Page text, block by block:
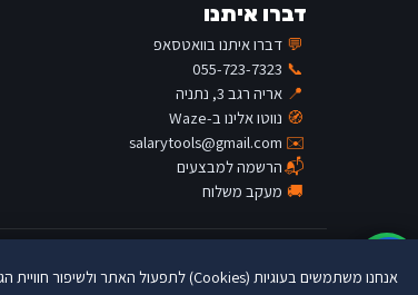
דברו איתנו
💬 דברו איתנו בוואטסאפ
📞
055-723-7323
📍 אריה רגב 3, נתניה
🧭 נווטו אלינו ב-Waze
✉️
salarytools@gmail.com
📬הרשמה למבצעים
🚚 מעקב משלוח
אנחנו משתמשים בעוגיות (Cookies) לתפעול האתר ולשיפור חוויית הגלישה.